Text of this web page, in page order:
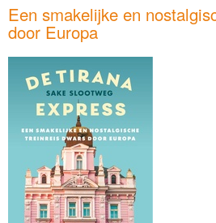
Een smakelijke en
door Europa